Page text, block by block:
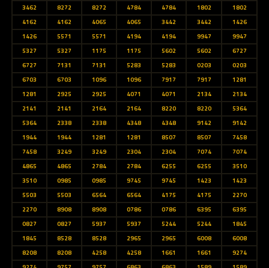
3462
8272 8272 4784 4784 1802
1802
4162
4162 4065 4065 3442 3442
1426
1426
5571 5571 4194 4194 9947
9947
5327
5327 1175 1175 5602 5602
6727
6727
7131 7131 5283 5283 0203
0203
6703
6703 1096 1096 7917 7917
1281
1281
2925 2925 4071 4071 2134
2134
2141
2141 2164 2164 8220 8220
5364
5364
2338 2338 4348 4348 9142
9142
1944
1944 1281 1281 8507 8507
7458
7458
3249 3249 2304 2304 7074
7074
4865
4865 2784 2784 6255 6255
3510
3510
0985 0985 9745 9745 1423
1423
5503
5503 6564 6564 4175 4175
2270
2270
8908 8908 0786 0786 6395
6395
0827
0827 5937 5937 5244 5244
1845
1845
8528 8528 2965 2965 6008
6008
8208
8208 4258 4258 1661 1661
9274